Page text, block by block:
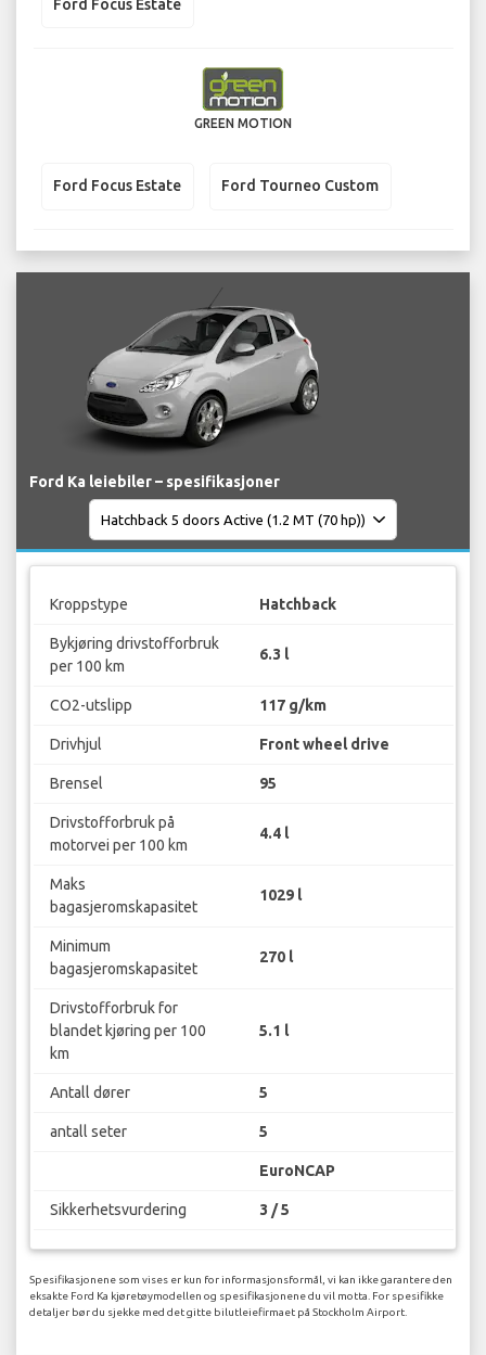
Ford Focus Estate
GREEN MOTION
Ford Focus Estate Ford Tourneo Custom
Ford Ka leiebiler – spesifikasjoner
Kroppstype Hatchback
Bykjøring drivstofforbruk
per 100 km
6.3 l
CO2-utslipp 117 g/km
Drivhjul Front wheel drive
Brensel 95
Drivstofforbruk på
motorvei per 100 km
4.4 l
Maks
bagasjeromskapasitet
1029 l
Minimum
bagasjeromskapasitet
270 l
Drivstofforbruk for
blandet kjøring per 100
km
5.1 l
Antall dører 5
antall seter 5
EuroNCAP
Sikkerhetsvurdering 3 / 5
Spesifikasjonene som vises er kun for informasjonsformål, vi kan ikke garantere den
eksakte Ford Ka kjøretøymodellen og spesifikasjonene du vil motta. For spesifikke
detaljer bør du sjekke med det gitte bilutleiefirmaet på Stockholm Airport.